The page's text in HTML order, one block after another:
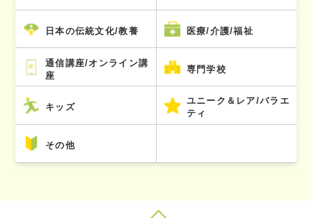
日本の伝統文化/教養 医療/介護/福祉
通信講座/オンライン講
座
専門学校
キッズ
ユニーク＆レア/バラエ
ティ
その他